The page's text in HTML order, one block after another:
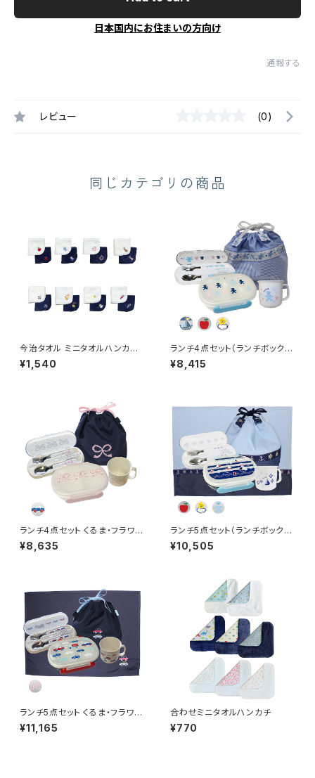
日本国内にお住まいの方向け
通報する
レビュー (0)
同じカテゴリの商品
今治タオル ミニタオルハンカチ
（2色セット）
¥1,540
ランチ4点セット（ランチボック
ス）
¥8,415
ランチ4点セット くるま・フラワー
リボン（ランチボックス）
¥8,635
ランチ5点セット（ランチボック
ス）
¥10,505
ランチ5点セット くるま・フラワー
リボン（ランチボックス）
¥11,165
合わせミニタオルハンカチ
¥770